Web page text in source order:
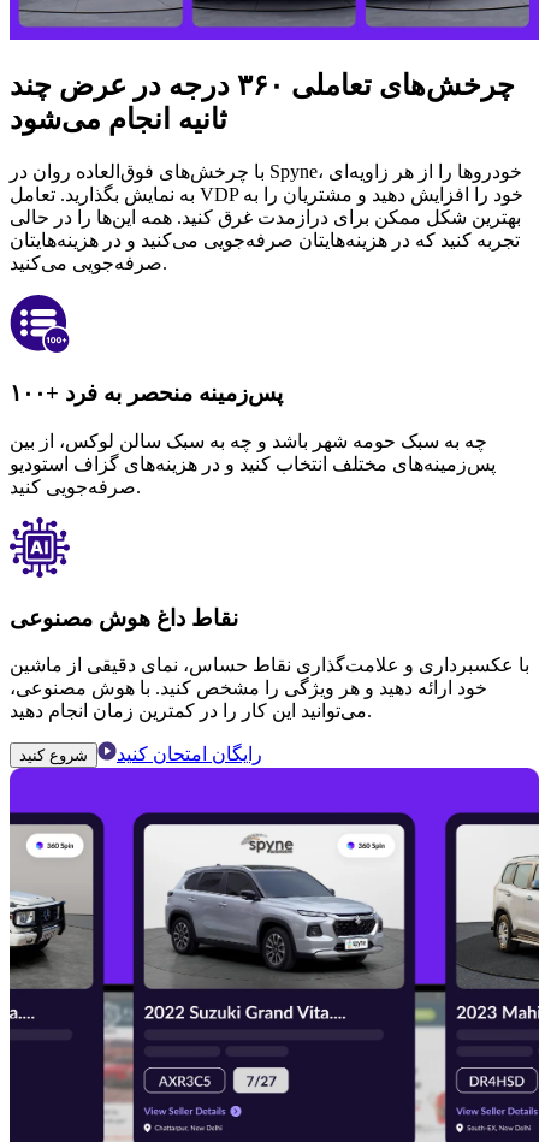
چرخش‌های تعاملی ۳۶۰ درجه در عرض چند
ثانیه انجام می‌شود
با چرخش‌های فوق‌العاده روان در Spyne، خودروها را از هر زاویه‌ای
به نمایش بگذارید. تعامل VDP خود را افزایش دهید و مشتریان را به
بهترین شکل ممکن برای درازمدت غرق کنید. همه این‌ها را در حالی
تجربه کنید که در هزینه‌هایتان صرفه‌جویی می‌کنید و در هزینه‌هایتان
صرفه‌جویی می‌کنید.
۱۰۰+ پس‌زمینه منحصر به فرد
چه به سبک حومه شهر باشد و چه به سبک سالن لوکس، از بین
پس‌زمینه‌های مختلف انتخاب کنید و در هزینه‌های گزاف استودیو
صرفه‌جویی کنید.
نقاط داغ هوش مصنوعی
با عکسبرداری و علامت‌گذاری نقاط حساس، نمای دقیقی از ماشین
خود ارائه دهید و هر ویژگی را مشخص کنید. با هوش مصنوعی،
می‌توانید این کار را در کمترین زمان انجام دهید.
شروع کنید رایگان امتحان کنید